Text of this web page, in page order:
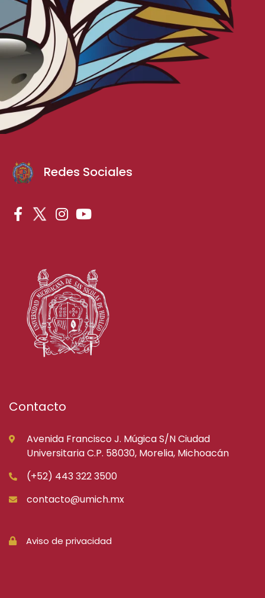
Redes Sociales
Contacto
Avenida Francisco J. Múgica S/N Ciudad
Universitaria C.P. 58030, Morelia, Michoacán
(+52) 443 322 3500
contacto@umich.mx
Aviso de privacidad